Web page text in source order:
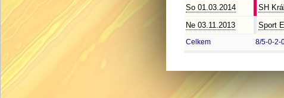
So 01.03.2014 SH
Ne 03.11.2013 Sport
Celkem 8/5-0-2-